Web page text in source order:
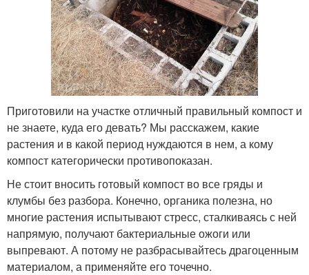
Приготовили на участке отличный правильный компост и
не знаете, куда его девать? Мы расскажем, какие
растения и в какой период нуждаются в нем, а кому
компост категорически противопоказан.
Не стоит вносить готовый компост во все гряды и
клумбы без разбора. Конечно, органика полезна, но
многие растения испытывают стресс, сталкиваясь с ней
напрямую, получают бактериальные ожоги или
выпревают. А потому не разбрасывайтесь драгоценным
материалом, а применяйте его точечно.